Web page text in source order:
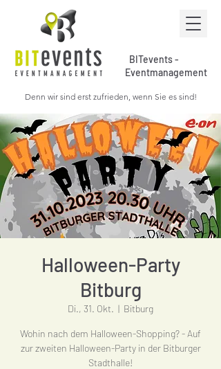
BITevents -
Eventmanagement
Denn wir sind erst zufrieden, wenn Sie es sind!
Halloween-Party
Bitburg
Di., 31. Okt.
  |
Bitburg
Wohin nach dem Halloween-Shopping? - Auf
zur zweiten Halloween-Party in der Bitburger
Stadthalle!